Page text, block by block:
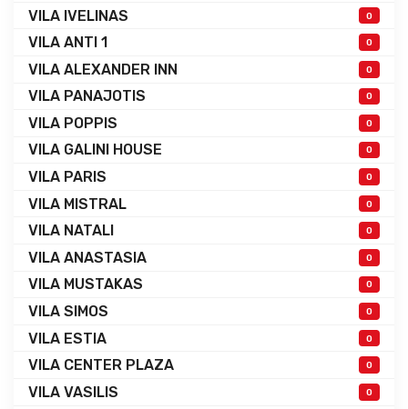
VILA IVELINAS 0
VILA ANTI 1 0
VILA ALEXANDER INN 0
VILA PANAJOTIS 0
VILA POPPIS 0
VILA GALINI HOUSE 0
VILA PARIS 0
VILA MISTRAL 0
VILA NATALI 0
VILA ANASTASIA 0
VILA MUSTAKAS 0
VILA SIMOS 0
VILA ESTIA 0
VILA CENTER PLAZA 0
VILA VASILIS 0